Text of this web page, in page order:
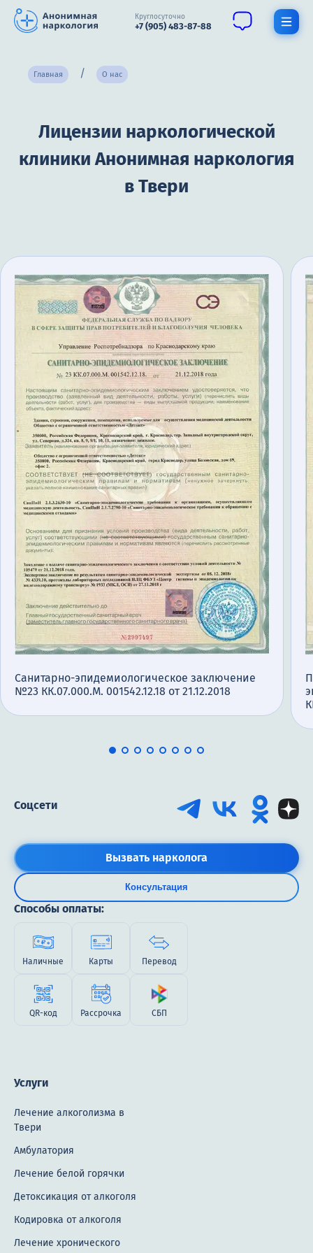
Круглосуточно
+7 (905) 483-87-88
Наркомания
Алкоголизм
Психиатрия
Цены
Терапия
Контакты
Круглосуточно, анонимно
+7 (905) 483-87-88
Адрес call-центра
Тверь, Советская улица, 41
Главная О нас
Лицензии наркологической
клиники Анонимная наркология
в Твери
Санитарно-эпидемиологическое заключение
№23 КК.07.000.М. 001542.12.18 от 21.12.2018
Соцсети
Вызвать нарколога
Консультация
Способы оплаты:
Наличные Карты Перевод
QR-код Рассрочка СБП
Услуги
Лечение алкоголизма в
Твери
Амбулатория
Лечение белой горячки
Детоксикация от алкоголя
Кодировка от алкоголя
Лечение хронического